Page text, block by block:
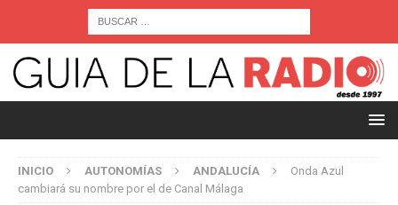
INICIO AUTONOMÍAS ANDALUCÍA
Onda Azul
cambiará su nombre por el de Canal Málaga